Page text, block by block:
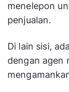
menelepon
penjualan.
Di lain sisi,
dengan agen